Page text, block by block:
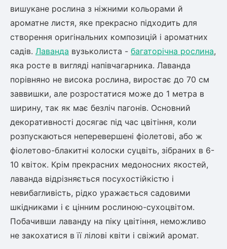
вишукане рослина з ніжними кольорами й
ароматне листя, яке прекрасно підходить для
створення оригінальних композицій і ароматних
садів. Лаванда вузьколиста - багаторічна рослина,
яка росте в вигляді напівчагарника. Лаванда
порівняно не висока рослина, виростає до 70 см
заввишки, але розростатися може до 1 метра в
ширину, так як має безліч пагонів. Основний
декоративності досягає під час цвітіння, коли
розпускаються неперевершені фіолетові, або ж
фіолетово-блакитні колоски суцвіть, зібраних в 6-
10 квіток. Крім прекрасних медоносних якостей,
лаванда відрізняється посухостійкістю і
невибагливість, рідко уражається садовими
шкідниками і є цінним рослиною-сухоцвітом.
Побачивши лаванду на піку цвітіння, неможливо
не закохатися в її лілові квіти і свіжий аромат.